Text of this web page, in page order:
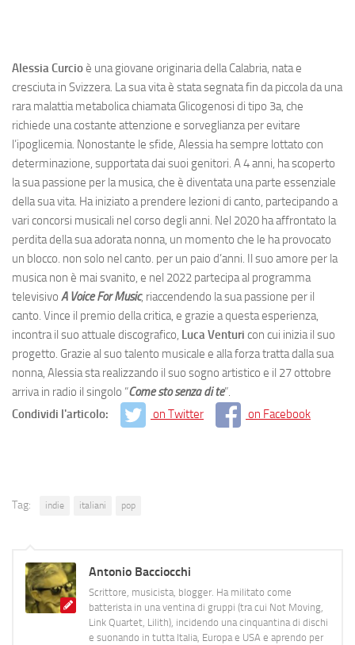
Alessia Curcioè una giovane originaria della Calabria, nata e
cresciuta in Svizzera. La sua vita è stata segnata fin da piccola da una
rara malattia metabolica chiamata Glicogenosi di tipo 3a, che
richiede una costante attenzione e sorveglianza per evitare
l’ipoglicemia. Nonostante le sfide, Alessia ha sempre lottato con
determinazione, supportata dai suoi genitori. A 4 anni, ha scoperto
la sua passione per la musica, che è diventata una parte essenziale
della sua vita. Ha iniziato a prendere lezioni di canto, partecipando a
vari concorsi musicali nel corso degli anni. Nel 2020 ha affrontato la
perdita della sua adorata nonna, un momento che le ha provocato
un blocco. non solo nel canto. per un paio d’anni. Il suo amore per la
musica non è mai svanito, e nel 2022 partecipa al programma
televisivo A Voice For Music, riaccendendo la sua passione per il
canto. Vince il premio della critica, e grazie a questa esperienza,
incontra il suo attuale discografico, Luca Venturi con cui inizia il suo
progetto. Grazie al suo talento musicale e alla forza tratta dalla sua
nonna, Alessia sta realizzando il suo sogno artistico e il 27 ottobre
arriva in radio il singolo “Come sto senza di te”.
Condividi l'articolo:
on Twitter on Facebook
Tag: indie italiani pop
Antonio Bacciocchi
Scrittore, musicista, blogger. Ha militato come
batterista in una ventina di gruppi (tra cui Not Moving,
Link Quartet, Lilith), incidendo una cinquantina di dischi
e suonando in tutta Italia, Europa e USA e aprendo per